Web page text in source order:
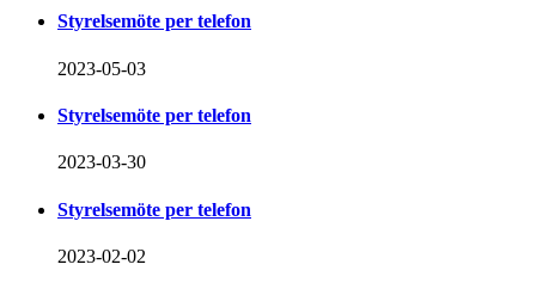
Styrelsemöte per telefon
2023-05-03
Styrelsemöte per telefon
2023-03-30
Styrelsemöte per telefon
2023-02-02